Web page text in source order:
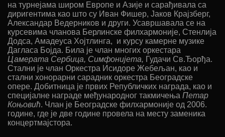
на турнејама широм Европе и Азије и сарађивала са
диригентима као што су Иван Фишер, Јаков Крајзберг,
Александар Ведерников и други. Усавршавала се на
курсевима чланова Берлинске филхармоније, Стенлија
Додса, Амадеуса Хојтлинга, и курсу камерне музике
Дагласа Бојда. Била је члан многих оркестара
Цамерата Сербица, Симфонијета, Гудачи Св.Ђорђа.
Стални је члан Оркестра Исидоре Жебељан, као и
стални хонорарни сарадник оркестра Београдске
опере. Добитница је првих Републичких награда, као и
специјалне награде међународног такмичења Петар
Коњовић. Члан је Београдске филхармоније од 2006.
године, где је две године провела на месту заменика
концертмајстора.